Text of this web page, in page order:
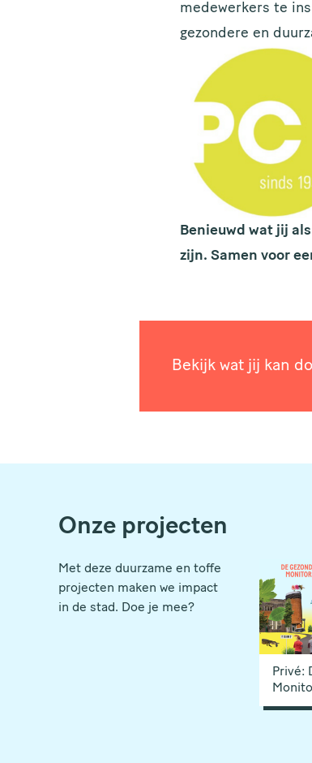
medewerkers te
gezondere en
Benieuwd wat jij
zijn. Samen voor
Bekijk wat jij kan
Onze projecten
Met deze duurzame en toffe
projecten maken we impact
in de stad. Doe je mee?
Privé: